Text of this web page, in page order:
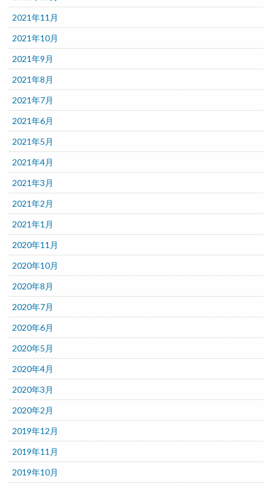
2021年11月
2021年10月
2021年9月
2021年8月
2021年7月
2021年6月
2021年5月
2021年4月
2021年3月
2021年2月
2021年1月
2020年11月
2020年10月
2020年8月
2020年7月
2020年6月
2020年5月
2020年4月
2020年3月
2020年2月
2019年12月
2019年11月
2019年10月